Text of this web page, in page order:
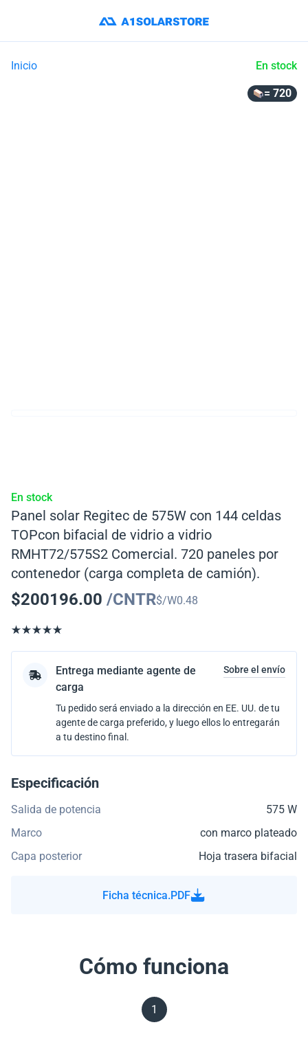
Inicio En stock
= 720
En stock
Panel solar Regitec de 575W con 144 celdas
TOPcon bifacial de vidrio a vidrio
RMHT72/575S2 Comercial. 720 paneles por
contenedor (carga completa de camión).
$200196.00 /CNTR$/W0.48
Entrega mediante agente de
carga
Sobre el envío
Tu pedido será enviado a la dirección en EE. UU. de tu
agente de carga preferido, y luego ellos lo entregarán
a tu destino final.
Especificación
Salida de potencia
575 W
Marco
con marco plateado
Capa posterior
Hoja trasera bifacial
Ficha técnica.PDF
Cómo funciona
1